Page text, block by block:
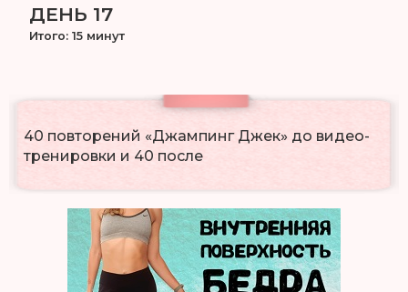
40 повторений «Джампинг Джек» до видео-
тренировки и 40 после
ДЕНЬ 17
Итого: 15 минут